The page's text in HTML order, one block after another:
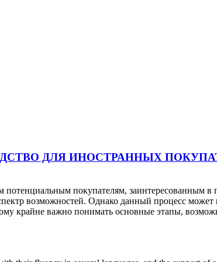
ДЛЯ ИНОСТРАННЫХ
покупателям, заинтересованным
возможностей. Однако данный процесс может
крайне важно понимать основные этапы,